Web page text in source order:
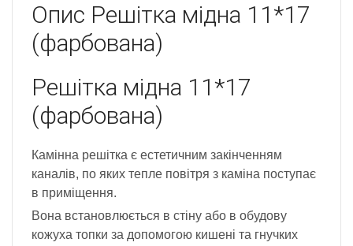
Опис Решітка мідна 11*17
(фарбована)
Решітка мідна 11*17
(фарбована)
Камінна решітка є естетичним закінченням
каналів, по яких тепле повітря з каміна поступає
в приміщення.
Вона встановлюється в стіну або в обудову
кожуха топки за допомогою кишені та гнучких